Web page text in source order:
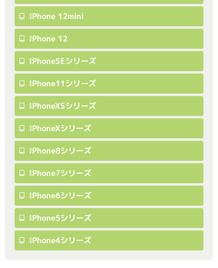
IPhone 12mini
IPhone 12
IPhoneSEシリーズ
IPhone11シリーズ
IPhoneXSシリーズ
IPhoneXシリーズ
IPhone8シリーズ
IPhone7シリーズ
IPhone6シリーズ
IPhone5シリーズ
IPhone4シリーズ